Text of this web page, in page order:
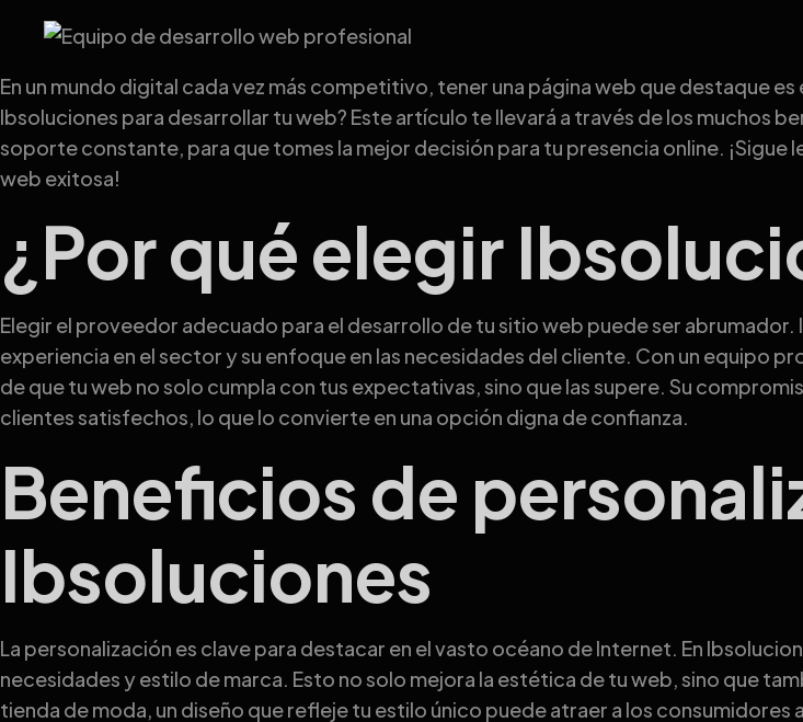
En un mundo digital cada vez más competitivo, tener una página web que destaque
Ibsoluciones para desarrollar tu web? Este artículo te llevará a través de los muchos
soporte constante, para que tomes la mejor decisión para tu presencia online.
web exitosa!
¿Por qué elegir
Elegir el proveedor adecuado para el desarrollo de tu sitio web puede ser
experiencia en el sector y su enfoque en las necesidades del cliente. Con un equipo
de que tu web no solo cumpla con tus expectativas, sino que las supere. Su
clientes satisfechos, lo que lo convierte en una opción digna de confianza.
Beneficios de
Ibsoluciones
La personalización es clave para destacar en el vasto océano de Internet. En
necesidades y estilo de marca. Esto no solo mejora la estética de tu web, sino que
tienda de moda, un diseño que refleje tu estilo único puede atraer a los